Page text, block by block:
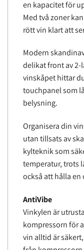
en kapacitet för
Med två zoner
rött vin klart att
Modern
delikat front av 2-
vinskåpet hittar
touchpanel som
belysning.
Organisera din
utan tillsats av
kylteknik som
temperatur, trots
också att hålla
AntiVibe
Vinkylen är
kompressorn för
vin alltid är